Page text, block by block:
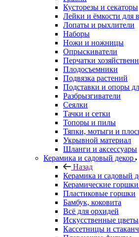
Кусторезы и секаторы
Лейки и ёмкости для
Лопаты и рыхлители
Наборы
Ножи и ножницы
Опрыскиватели
Перчатки
Плодосъемники
Подвязка растений
Подставки и опоры
Разбрызгиватели
Сеялки
Тачки и сетки
Топоры и пилы
Тяпки, мотыги и
Укрывной материал
Шланги и аксессуары
Керамика и садовый декор
Назад
Керамика и садовый
Керамические
Пластиковые горшки
Бамбук, коковита
Всё для орхидей
Искусственные цветы
Кассетницы и